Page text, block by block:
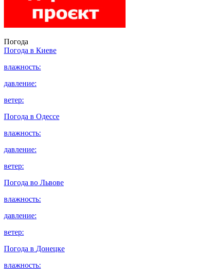
Погода
Погода в Киеве
влажность:
давление:
ветер:
Погода в Одессе
влажность:
давление:
ветер:
Погода во Львове
влажность:
давление:
ветер:
Погода в Донецке
влажность: